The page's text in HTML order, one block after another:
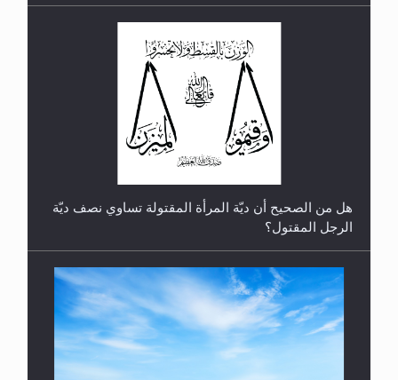
رأيٌ في لغة المسيح الموعود عليه السلام.. 4...
هل من الصحيح أن ديّة المرأة المقتولة تساوي نصف ديّة
الرجل المقتول؟